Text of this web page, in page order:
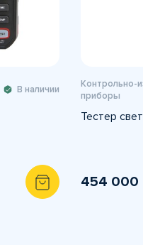
В наличии
Контрольно-
приборы
Тестер
454 000